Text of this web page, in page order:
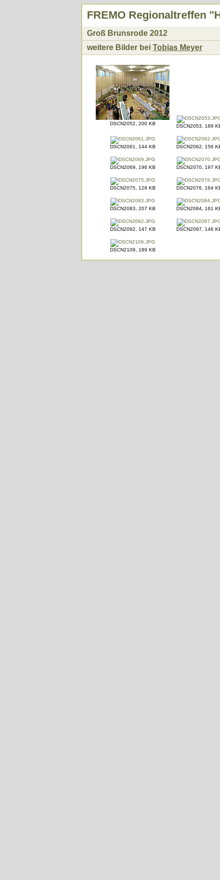
FREMO Regionaltreffen
Groß Brunsrode 2012
weitere Bilder bei Tobias Meyer
DSCN2052, 200 KB DSCN2053, 189
DSCN2061, 144 KB DSCN2062, 156
DSCN2069, 196 KB DSCN2070, 197
DSCN2075, 126 KB DSCN2076, 164
DSCN2083, 207 KB DSCN2084, 161
DSCN2092, 147 KB DSCN2097, 146
DSCN2109, 189 KB